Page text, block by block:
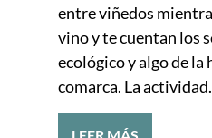
entre viñedos
vino y te cuentan los
ecológico y algo de la
comarca. La